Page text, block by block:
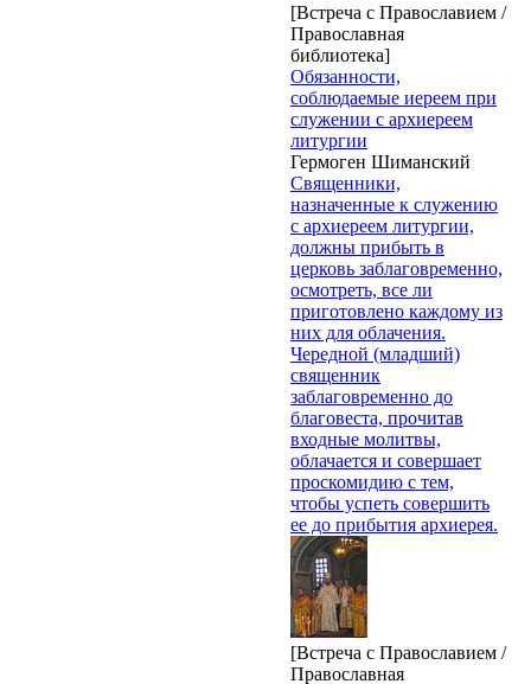
[Встреча с Православием /
Православная
библиотека]
Обязанности,
соблюдаемые иереем при
служении с архиереем
литургии
Гермоген Шиманский
Священники,
назначенные к служению
с архиереем литургии,
должны прибыть в
церковь заблаговременно,
осмотреть, все ли
приготовлено каждому из
них для облачения.
Чередной (младший)
священник
заблаговременно до
благовеста, прочитав
входные молитвы,
облачается и совершает
проскомидию с тем,
чтобы успеть совершить
ее до прибытия архиерея.
[Встреча с Православием /
Православная